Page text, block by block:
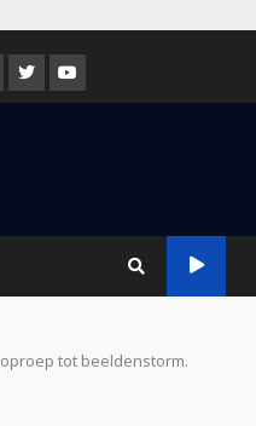
TwitterYoutube
tot beeldenstorm.